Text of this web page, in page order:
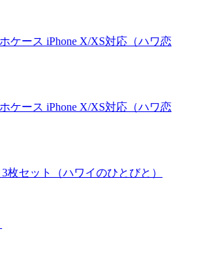
ケース iPhone X/XS対応（ハワ恋
ケース iPhone X/XS対応（ハワ恋
枚セット（ハワイのひとびと）